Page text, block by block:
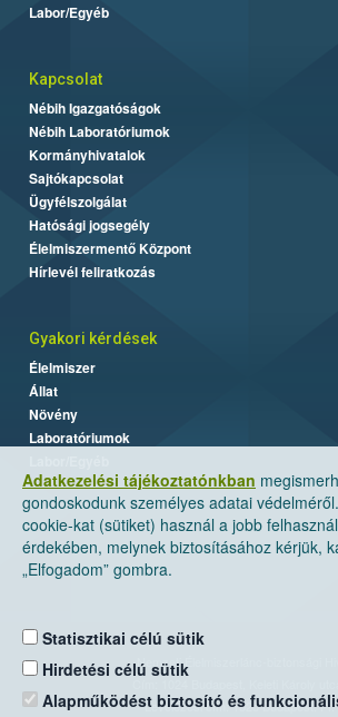
Adatkezelési tájékoztatónkban
gondoskodunk személyes adatai
cookie-kat (sütiket) használ a jobb
érdekében, melynek biztosításához kérjük,
„Elfogadom” gombra.
Statisztikai célú sütik
Hirdetési célú sütik
Alapműködést biztosító és
Labor/Egyéb
Kapcsolat
Nébih Igazgatóságok
Nébih Laboratóriumok
Kormányhivatalok
Sajtókapcsolat
Ügyfélszolgálat
Hatósági jogsegély
Élelmiszermentő Központ
Hírlevél feliratkozás
Gyakori kérdések
Élelmiszer
Állat
Növény
Laboratóriumok
Nemzeti Élelmiszerlánc-biztonsági
Levelezési cím: 1525 Budapest. Pf.